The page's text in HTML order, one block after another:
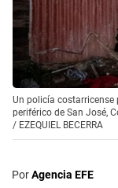
Un policía
periférico de San José,
/ EZEQUIEL BECERRA
PorAgencia EFE